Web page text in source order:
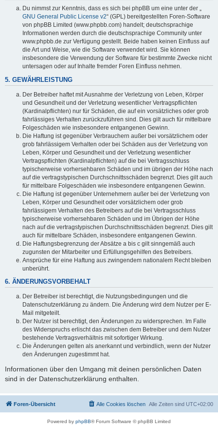
Du nimmst zur Kenntnis, dass es sich bei phpBB um eine unter der „
GNU General Public License v2“ (GPL) bereitgestellten Foren-Software
von phpBB Limited (www.phpbb.com) handelt; deutschsprachige
Informationen werden durch die deutschsprachige Community unter
www.phpbb.de zur Verfügung gestellt. Beide haben keinen Einfluss auf
die Art und Weise, wie die Software verwendet wird. Sie können
insbesondere die Verwendung der Software für bestimmte Zwecke nicht
untersagen oder auf Inhalte fremder Foren Einfluss nehmen.
5. GEWÄHRLEISTUNG
Der Betreiber haftet mit Ausnahme der Verletzung von Leben, Körper
und Gesundheit und der Verletzung wesentlicher Vertragspflichten
(Kardinalpflichten) nur für Schäden, die auf ein vorsätzliches oder grob
fahrlässiges Verhalten zurückzuführen sind. Dies gilt auch für mittelbare
Folgeschäden wie insbesondere entgangenen Gewinn.
Die Haftung ist gegenüber Verbrauchern außer bei vorsätzlichem oder
grob fahrlässigem Verhalten oder bei Schäden aus der Verletzung von
Leben, Körper und Gesundheit und der Verletzung wesentlicher
Vertragspflichten (Kardinalpflichten) auf die bei Vertragsschluss
typischerweise vorhersehbaren Schäden und im übrigen der Höhe nach
auf die vertragstypischen Durchschnittsschäden begrenzt. Dies gilt auch
für mittelbare Folgeschäden wie insbesondere entgangenen Gewinn.
Die Haftung ist gegenüber Unternehmern außer bei der Verletzung von
Leben, Körper und Gesundheit oder vorsätzlichem oder grob
fahrlässigem Verhalten des Betreibers auf die bei Vertragsschluss
typischerweise vorhersehbaren Schäden und im Übrigen der Höhe
nach auf die vertragstypischen Durchschnittsschäden begrenzt. Dies gilt
auch für mittelbare Schäden, insbesondere entgangenen Gewinn.
Die Haftungsbegrenzung der Absätze a bis c gilt sinngemäß auch
zugunsten der Mitarbeiter und Erfüllungsgehilfen des Betreibers.
Ansprüche für eine Haftung aus zwingendem nationalem Recht bleiben
unberührt.
6. ÄNDERUNGSVORBEHALT
Der Betreiber ist berechtigt, die Nutzungsbedingungen und die
Datenschutzerklärung zu ändern. Die Änderung wird dem Nutzer per E-
Mail mitgeteilt.
Der Nutzer ist berechtigt, den Änderungen zu widersprechen. Im Falle
des Widerspruchs erlischt das zwischen dem Betreiber und dem Nutzer
bestehende Vertragsverhältnis mit sofortiger Wirkung.
Die Änderungen gelten als anerkannt und verbindlich, wenn der Nutzer
den Änderungen zugestimmt hat.
Informationen über den Umgang mit deinen persönlichen Daten
sind in der Datenschutzerklärung enthalten.
Foren-Übersicht Alle Zeiten sind UTC+02:00
Alle Cookies löschen
Powered by phpBB® Forum Software © phpBB Limited